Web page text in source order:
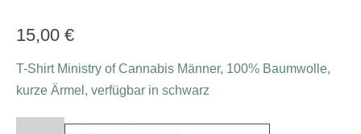
15,00 €
T-Shirt Ministry of Cannabis Männer, 100% Baumwolle,
kurze Ärmel, verfügbar in schwarz